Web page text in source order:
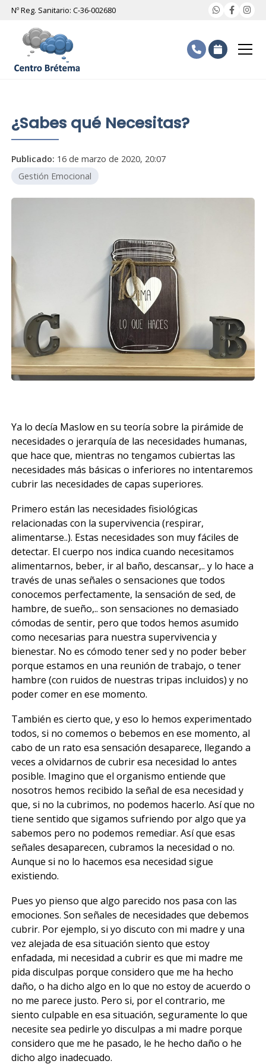
Nº Reg. Sanitario: C-36-002680
¿Sabes qué Necesitas?
Publicado: 16 de marzo de 2020, 20:07
Gestión Emocional
Ya lo decía Maslow en su teoría sobre la pirámide de
necesidades o jerarquía de las necesidades humanas,
que hace que, mientras no tengamos cubiertas las
necesidades más básicas o inferiores no intentaremos
cubrir las necesidades de capas superiores.
Primero están las necesidades fisiológicas
relacionadas con la supervivencia (respirar,
alimentarse..). Estas necesidades son muy fáciles de
detectar. El cuerpo nos indica cuando necesitamos
alimentarnos, beber, ir al baño, descansar,.. y lo hace a
través de unas señales o sensaciones que todos
conocemos perfectamente, la sensación de sed, de
hambre, de sueño,.. son sensaciones no demasiado
cómodas de sentir, pero que todos hemos asumido
como necesarias para nuestra supervivencia y
bienestar. No es cómodo tener sed y no poder beber
porque estamos en una reunión de trabajo, o tener
hambre (con ruidos de nuestras tripas incluidos) y no
poder comer en ese momento.
También es cierto que, y eso lo hemos experimentado
todos, si no comemos o bebemos en ese momento, al
cabo de un rato esa sensación desaparece, llegando a
veces a olvidarnos de cubrir esa necesidad lo antes
posible. Imagino que el organismo entiende que
nosotros hemos recibido la señal de esa necesidad y
que, si no la cubrimos, no podemos hacerlo. Así que no
tiene sentido que sigamos sufriendo por algo que ya
sabemos pero no podemos remediar. Así que esas
señales desaparecen, cubramos la necesidad o no.
Aunque si no lo hacemos esa necesidad sigue
existiendo.
Pues yo pienso que algo parecido nos pasa con las
emociones. Son señales de necesidades que debemos
cubrir. Por ejemplo, si yo discuto con mi madre y una
vez alejada de esa situación siento que estoy
enfadada, mi necesidad a cubrir es que mi madre me
pida disculpas porque considero que me ha hecho
daño, o ha dicho algo en lo que no estoy de acuerdo o
no me parece justo. Pero si, por el contrario, me
siento culpable en esa situación, seguramente lo que
necesite sea pedirle yo disculpas a mi madre porque
considero que me he pasado, le he hecho daño o he
dicho algo inadecuado.